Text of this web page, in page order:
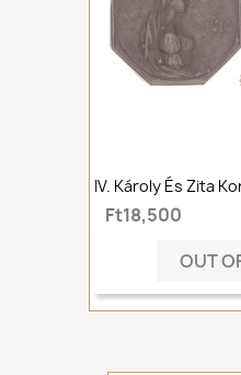
IV. Károly És Zita
Ft18,500
OUT